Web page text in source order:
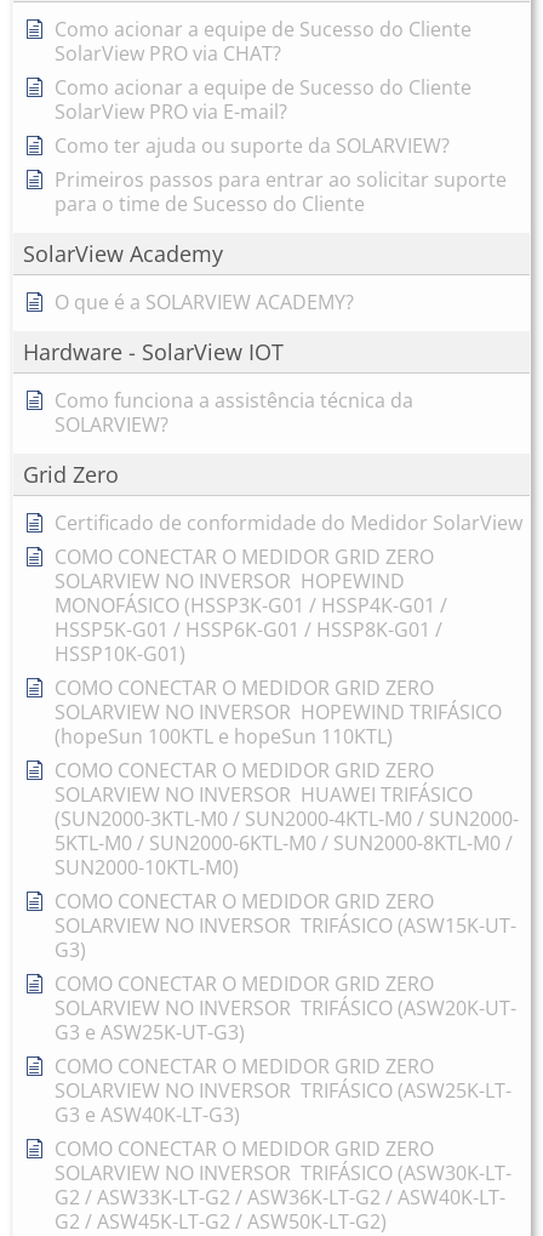
Como acionar a equipe de Sucesso do Cliente
SolarView PRO via CHAT?
Como acionar a equipe de Sucesso do Cliente
SolarView PRO via E-mail?
Como ter ajuda ou suporte da SOLARVIEW?
Primeiros passos para entrar ao solicitar suporte
para o time de Sucesso do Cliente
SolarView Academy
O que é a SOLARVIEW ACADEMY?
Hardware - SolarView IOT
Como funciona a assistência técnica da
SOLARVIEW?
Grid Zero
Certificado de conformidade do Medidor SolarView
COMO CONECTAR O MEDIDOR GRID ZERO
SOLARVIEW NO INVERSOR HOPEWIND
MONOFÁSICO (HSSP3K-G01 / HSSP4K-G01 /
HSSP5K-G01 / HSSP6K-G01 / HSSP8K-G01 /
HSSP10K-G01)
COMO CONECTAR O MEDIDOR GRID ZERO
SOLARVIEW NO INVERSOR HOPEWIND TRIFÁSICO
(hopeSun 100KTL e hopeSun 110KTL)
COMO CONECTAR O MEDIDOR GRID ZERO
SOLARVIEW NO INVERSOR HUAWEI TRIFÁSICO
(SUN2000-3KTL-M0 / SUN2000-4KTL-M0 / SUN2000-
5KTL-M0 / SUN2000-6KTL-M0 / SUN2000-8KTL-M0 /
SUN2000-10KTL-M0)
COMO CONECTAR O MEDIDOR GRID ZERO
SOLARVIEW NO INVERSOR TRIFÁSICO (ASW15K-UT-
G3)
COMO CONECTAR O MEDIDOR GRID ZERO
SOLARVIEW NO INVERSOR TRIFÁSICO (ASW20K-UT-
G3 e ASW25K-UT-G3)
COMO CONECTAR O MEDIDOR GRID ZERO
SOLARVIEW NO INVERSOR TRIFÁSICO (ASW25K-LT-
G3 e ASW40K-LT-G3)
COMO CONECTAR O MEDIDOR GRID ZERO
SOLARVIEW NO INVERSOR TRIFÁSICO (ASW30K-LT-
G2 / ASW33K-LT-G2 / ASW36K-LT-G2 / ASW40K-LT-
G2 / ASW45K-LT-G2 / ASW50K-LT-G2)